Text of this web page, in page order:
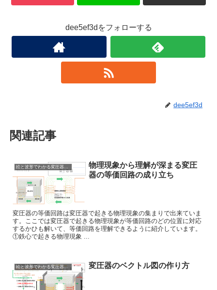
dee5ef3dをフォローする
dee5ef3d
関連記事
絵と波形でわかる変圧器の仕組み
物理現象から理解が深まる変圧
器の等価回路の成り立ち
変圧器の等価回路は変圧器で起きる物理現象の集まりで出来ていま
す。ここでは変圧器で起きる物理現象が等価回路のどの位置に対応
するかひも解いて、等価回路を理解できるように紹介しています。
①鉄心で起きる物理現象 ...
絵と波形でわかる変圧器の仕組み 変圧器のベクトル図の作り方